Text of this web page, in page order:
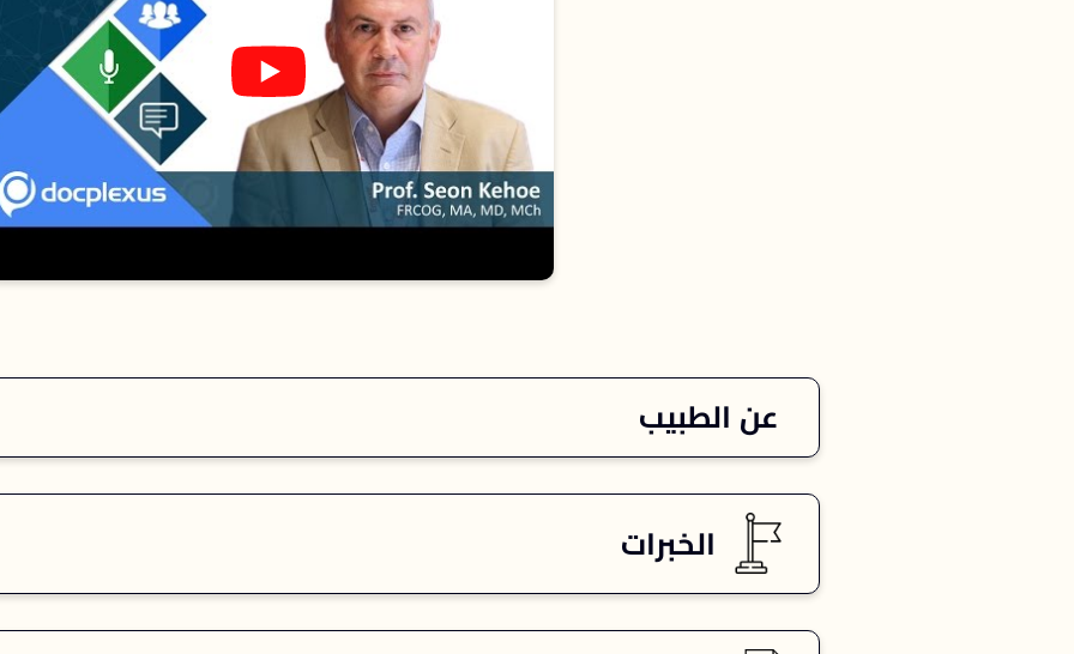
عن الطبيب
الخبرات